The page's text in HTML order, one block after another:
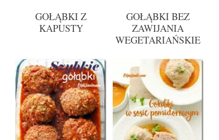
GOŁĄBKI Z
KAPUSTY
GOŁĄBKI BEZ
ZAWIJANIA
WEGETARIAŃSKIE